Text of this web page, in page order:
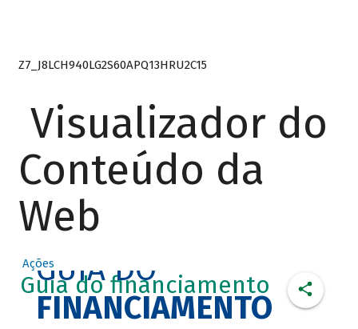
Z7_J8LCH940LG2S60APQ13HRU2C15
Visualizador do
Conteúdo da
Web
Ações
Guia do financiamento
GUIA DO
FINANCIAMENTO